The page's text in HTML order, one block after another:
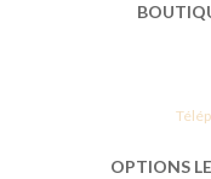
OPTIONS